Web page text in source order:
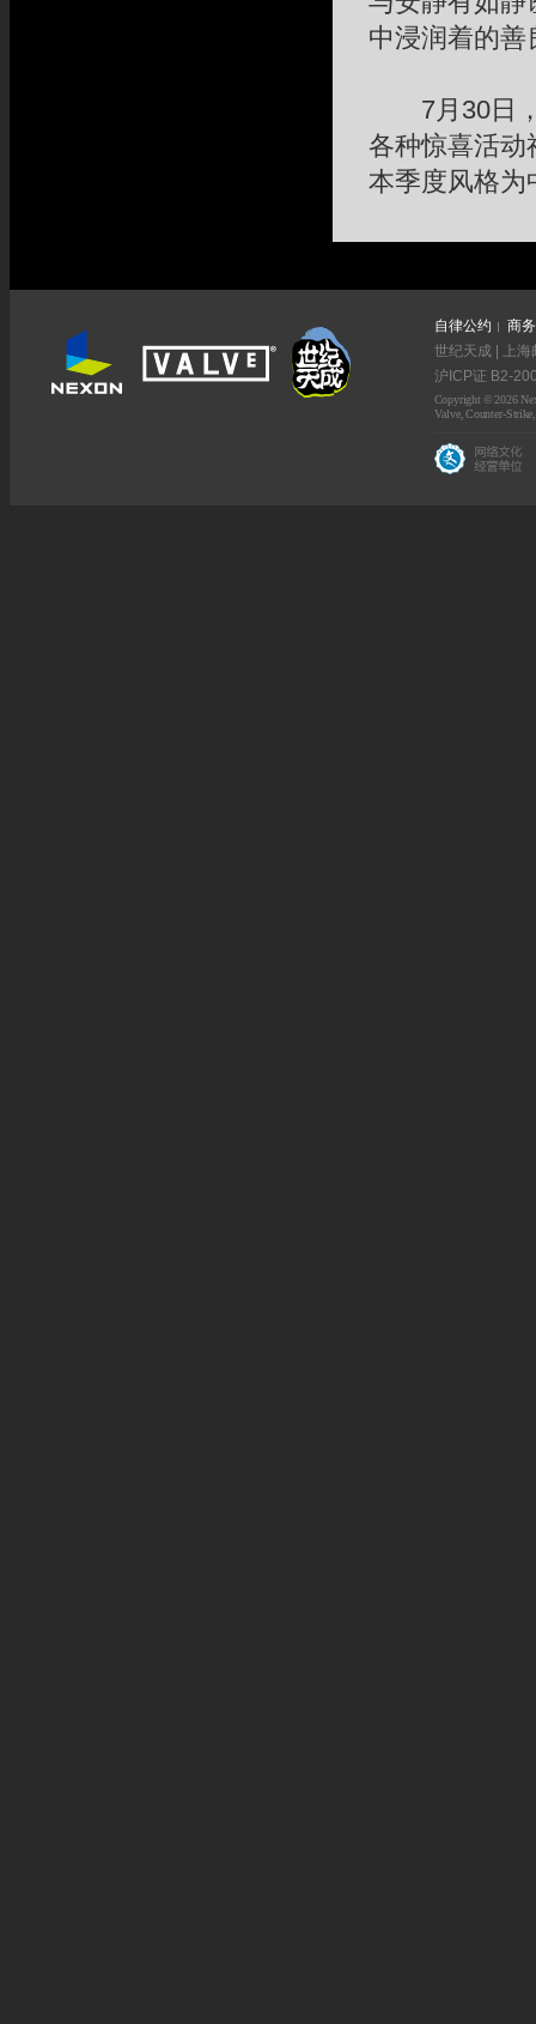
中浸润着的
7月30日，
各种惊喜活
本季度风格为
自律公约
商
世纪天成 | 上
沪ICP证 B2-
Copyright © 2026
Valve, Counter-